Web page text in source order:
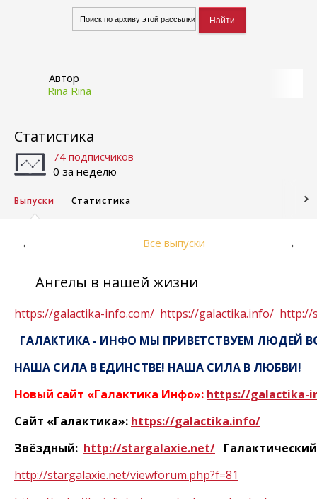
Автор
Rina Rina
Статистика
74 подписчиков
0 за неделю
Выпуски Статистика
← Все выпуски →
Ангелы в нашей жизни
https://galactika-info.com/ https://galactika.info/ http://
ГАЛАКТИКА - ИНФО МЫ ПРИВЕТСТВУЕМ ЛЮДЕЙ
НАША СИЛА В ЕДИНСТВЕ! НАША СИЛА В ЛЮБВИ!
Новый сайт «Галактика Инфо»: https://galactika-
Сайт «Галактика»: https://galactika.info/
Звёздный: http://stargalaxie.net/
http://stargalaxie.net/viewforum.php?f=81